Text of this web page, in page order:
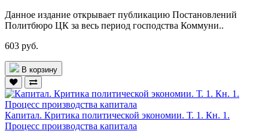
Данное издание открывает публикацию Постановлений
Политбюро ЦК за весь период господства Коммуни..
603 руб.
В корзину
Капитал. Критика политической экономии. Т. 1. Кн. 1.
Процесс производства капитала